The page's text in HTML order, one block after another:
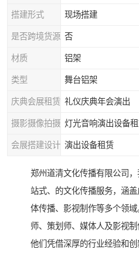
搭建形式 现场搭建
是否跨境货源 否
材质 铝架
类型 舞台铝架
庆典会展租赁 礼仪庆典年会演出
摄影摄像拍摄 灯光音响演出设备租
会展搭建设计 演出设备租赁
郑州道清文化传播有限公司
站式、的文化传播服务，涵
体传播、影视制作等多个领
师、策划师、媒体人及影视制
他们凭借深厚的行业经验和